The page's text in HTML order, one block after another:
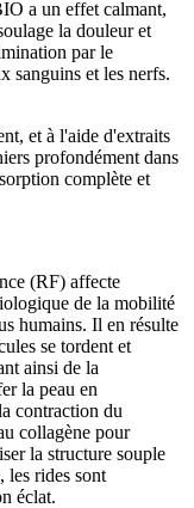
a un effet calmant,
la douleur et
par le
sanguins et les nerfs.
et à l'aide d'extraits
profondément dans
complète et
(RF) affecte
de la mobilité
humains. Il en résulte
se tordent et
ainsi de la
la peau en
contraction du
collagène pour
la structure souple
les rides sont
éclat.